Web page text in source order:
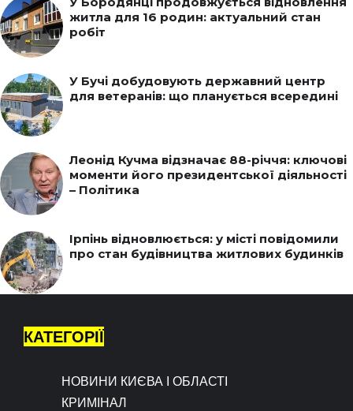
житла для 16 родин: актуальний стан
робіт
У Бучі добудовують державний центр
для ветеранів: що планується всередині
Леонід Кучма відзначає 88-річчя: ключові
моменти його президентської діяльності
– Політика
Ірпінь відновлюється: у місті повідомили
про стан будівництва житлових будинків
КАТЕГОРІЇ
НОВИНИ КИЄВА І ОБЛАСТІ
КРИМІНАЛ